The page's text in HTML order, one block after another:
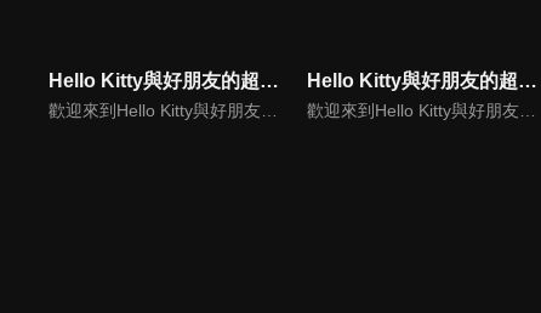
Hello Kitty與好朋友的超可愛大冒險S5(中文版)
歡迎來到Hello Kitty與好朋友的超可愛大冒險!與Hello Kitty, 大眼蛙, 酷企鵝, 美樂蒂, 布丁狗還有酷洛米, 準備和朋友們一起經歷有趣的冒險吧!
Hello Kitty與好朋友的超可愛大冒險S7(中文版)
歡迎來到Hello Kitty與好朋友的超可愛大冒險! 與Hello Kitty, 大眼蛙, 酷企鵝, 美樂蒂, 布丁狗還有酷洛米, 準備和朋友們一起經歷有趣的冒險吧!